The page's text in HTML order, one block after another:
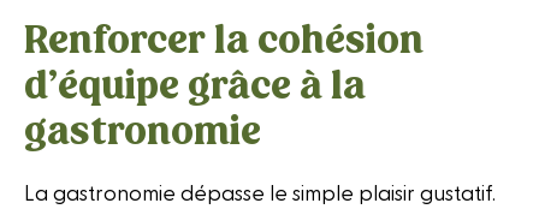
Renforcer la cohésion
d’équipe grâce à la
gastronomie
La gastronomie dépasse le simple plaisir gustatif.